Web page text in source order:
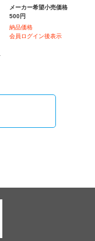
メーカー希望小売価格
500円
納品価格
会員ログイン後表示